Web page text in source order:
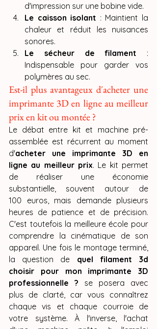
d'impression sur une bobine vide.
Le caisson isolant : Maintient la
chaleur et réduit les nuisances
sonores.
Le sécheur de filament :
Indispensable pour garder vos
polymères au sec.
Est-il plus avantageux d'acheter une
imprimante 3D en ligne au meilleur
prix en kit ou montée ?
Le débat entre kit et machine pré-
assemblée est récurrent au moment
d'acheter une imprimante 3D en
ligne au meilleur prix. Le kit permet
de réaliser une économie
substantielle, souvent autour de
100 euros, mais demande plusieurs
heures de patience et de précision.
C'est toutefois la meilleure école pour
comprendre la cinématique de son
appareil. Une fois le montage terminé,
la question de quel filament 3d
choisir pour mon imprimante 3D
professionnelle ? se posera avec
plus de clarté, car vous connaîtrez
chaque vis et chaque courroie de
votre système. À l'inverse, l'achat